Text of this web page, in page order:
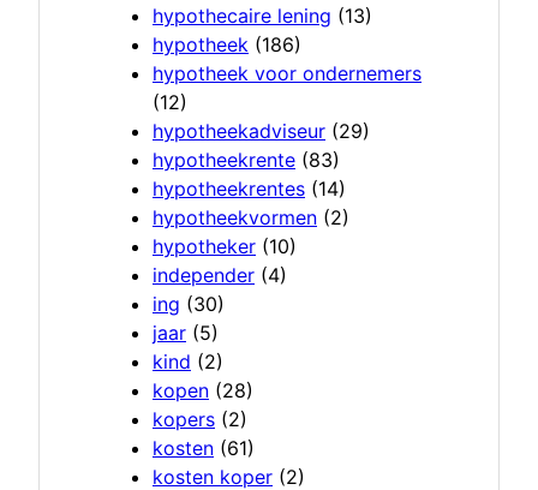
hypothecaire lening (13)
hypotheek (186)
hypotheek voor ondernemers
(12)
hypotheekadviseur (29)
hypotheekrente (83)
hypotheekrentes (14)
hypotheekvormen (2)
hypotheker (10)
independer (4)
ing (30)
jaar (5)
kind (2)
kopen (28)
kopers (2)
kosten (61)
kosten koper (2)